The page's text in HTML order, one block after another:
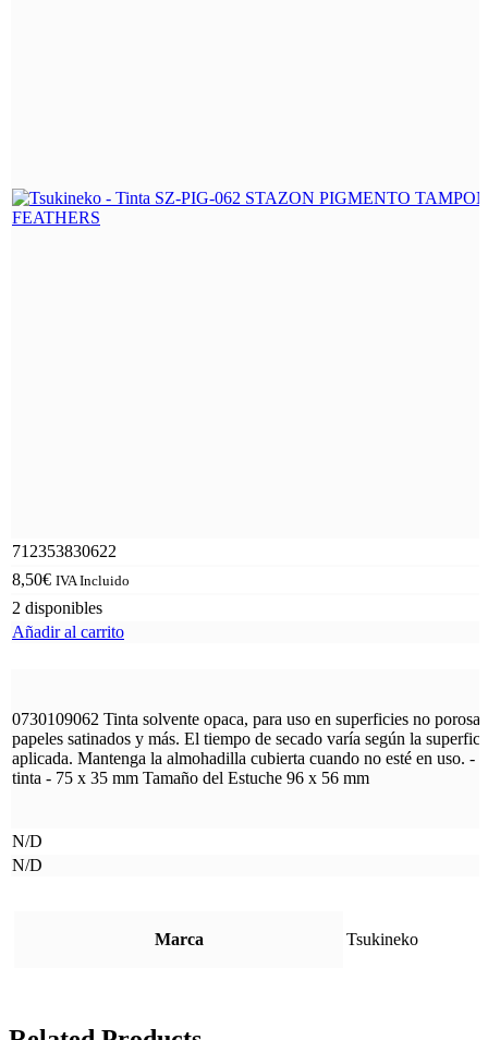
712353830622
8,50€ IVA Incluido
2 disponibles
Añadir al carrito
0730109062 Tinta solvente opaca, para uso en superficies no
papeles satinados y más. El tiempo de secado varía según la
aplicada. Mantenga la almohadilla cubierta cuando no esté en uso. -
tinta - 75 x 35 mm Tamaño del Estuche 96 x 56 mm
N/D
N/D
Marca Tsukineko